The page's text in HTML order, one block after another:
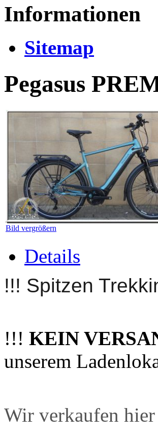
Informationen
Sitemap
Pegasus
Bild vergrößern
Details
!!! Spitzen
!!! KEIN
unserem
Wir verkaufen